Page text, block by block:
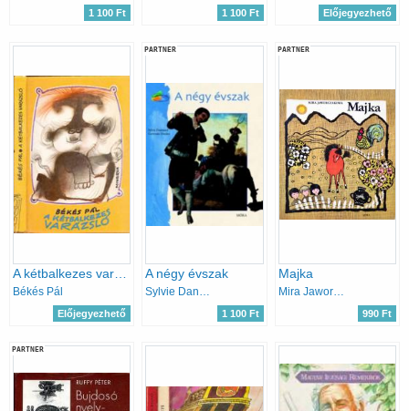
1 100 Ft 1 100 Ft Előjegyezhető
Békés Pál
Előjegyezhető
PARTNER
A négy évszak
1 100 Ft
PARTNER
Majka
Mira Jaworczakowa
990 Ft
PARTNER